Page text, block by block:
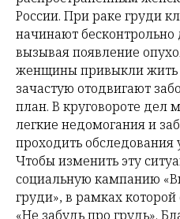
России. При раке груди
начинают
вызывая появление
женщины привыкли жить
зачастую отодвигают
план. В круговороте дел
легкие недомогания и
проходить
Чтобы изменить эту
социальную кампанию
груди», в рамках
«Не забудь про грудь».